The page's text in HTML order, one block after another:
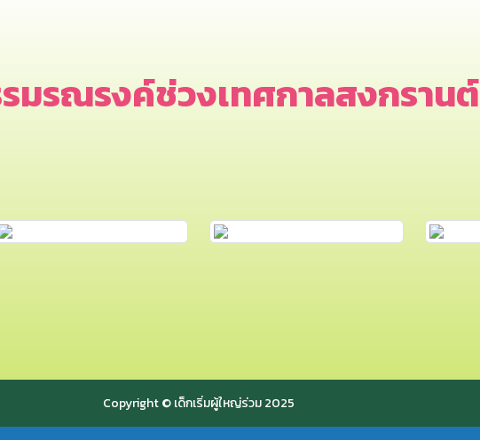
มรณรงค์ช่วงเทศกาลสงกรานต์
Copyright © เด็กเริ่มผู้ใหญ่ร่วม 2025